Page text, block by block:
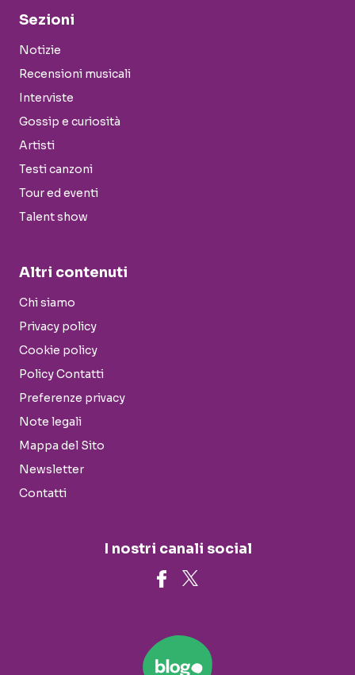
Sezioni
Notizie
Recensioni musicali
Interviste
Gossip e curiosità
Artisti
Testi canzoni
Tour ed eventi
Talent show
Altri contenuti
Chi siamo
Privacy policy
Cookie policy
Policy Contatti
Preferenze privacy
Note legali
Mappa del Sito
Newsletter
Contatti
I nostri canali social